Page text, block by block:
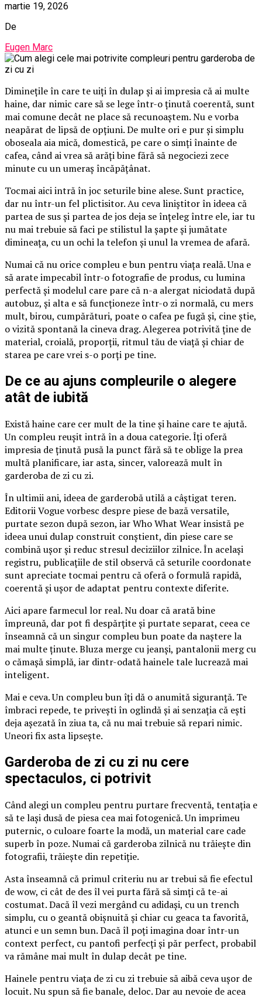
martie 19, 2026
De
Eugen Marc
Diminețile în care te uiți în dulap și ai impresia că ai multe
haine, dar nimic care să se lege într-o ținută coerentă, sunt
mai comune decât ne place să recunoaștem. Nu e vorba
neapărat de lipsă de opțiuni. De multe ori e pur și simplu
oboseala aia mică, domestică, pe care o simți înainte de
cafea, când ai vrea să arăți bine fără să negociezi zece
minute cu un umeraș încăpățânat.
Tocmai aici intră în joc seturile bine alese. Sunt practice,
dar nu într-un fel plictisitor. Au ceva liniștitor în ideea că
partea de sus și partea de jos deja se înțeleg între ele, iar tu
nu mai trebuie să faci pe stilistul la șapte și jumătate
dimineața, cu un ochi la telefon și unul la vremea de afară.
Numai că nu orice compleu e bun pentru viața reală. Una e
să arate impecabil într-o fotografie de produs, cu lumina
perfectă și modelul care pare că n-a alergat niciodată după
autobuz, și alta e să funcționeze într-o zi normală, cu mers
mult, birou, cumpărături, poate o cafea pe fugă și, cine știe,
o vizită spontană la cineva drag. Alegerea potrivită ține de
material, croială, proporții, ritmul tău de viață și chiar de
starea pe care vrei s-o porți pe tine.
De ce au ajuns compleurile o alegere
atât de iubită
Există haine care cer mult de la tine și haine care te ajută.
Un compleu reușit intră în a doua categorie. Îți oferă
impresia de ținută pusă la punct fără să te oblige la prea
multă planificare, iar asta, sincer, valorează mult în
garderoba de zi cu zi.
În ultimii ani, ideea de garderobă utilă a câștigat teren.
Editorii Vogue vorbesc despre piese de bază versatile,
purtate sezon după sezon, iar Who What Wear insistă pe
ideea unui dulap construit conștient, din piese care se
combină ușor și reduc stresul deciziilor zilnice. În același
registru, publicațiile de stil observă că seturile coordonate
sunt apreciate tocmai pentru că oferă o formulă rapidă,
coerentă și ușor de adaptat pentru contexte diferite.
Aici apare farmecul lor real. Nu doar că arată bine
împreună, dar pot fi despărțite și purtate separat, ceea ce
înseamnă că un singur compleu bun poate da naștere la
mai multe ținute. Bluza merge cu jeanși, pantalonii merg cu
o cămașă simplă, iar dintr-odată hainele tale lucrează mai
inteligent.
Mai e ceva. Un compleu bun îți dă o anumită siguranță. Te
îmbraci repede, te privești în oglindă și ai senzația că ești
deja așezată în ziua ta, că nu mai trebuie să repari nimic.
Uneori fix asta lipsește.
Garderoba de zi cu zi nu cere
spectaculos, ci potrivit
Când alegi un compleu pentru purtare frecventă, tentația e
să te lași dusă de piesa cea mai fotogenică. Un imprimeu
puternic, o culoare foarte la modă, un material care cade
superb în poze. Numai că garderoba zilnică nu trăiește din
fotografii, trăiește din repetiție.
Asta înseamnă că primul criteriu nu ar trebui să fie efectul
de wow, ci cât de des îl vei purta fără să simți că te-ai
costumat. Dacă îl vezi mergând cu adidași, cu un trench
simplu, cu o geantă obișnuită și chiar cu geaca ta favorită,
atunci e un semn bun. Dacă îl poți imagina doar într-un
context perfect, cu pantofi perfecți și păr perfect, probabil
va rămâne mai mult în dulap decât pe tine.
Hainele pentru viața de zi cu zi trebuie să aibă ceva ușor de
locuit. Nu spun să fie banale, deloc. Dar au nevoie de acea